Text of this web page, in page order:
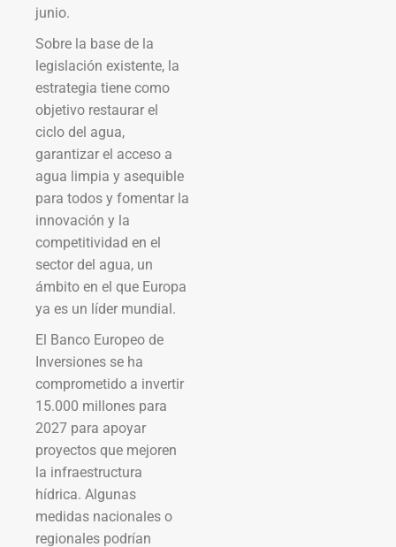
junio.
Sobre la base de la
legislación existente, la
estrategia tiene como
objetivo restaurar el
ciclo del agua,
garantizar el acceso a
agua limpia y asequible
para todos y fomentar la
innovación y la
competitividad en el
sector del agua, un
ámbito en el que Europa
ya es un líder mundial.
El Banco Europeo de
Inversiones se ha
comprometido a invertir
15.000 millones para
2027 para apoyar
proyectos que mejoren
la infraestructura
hídrica. Algunas
medidas nacionales o
regionales podrían